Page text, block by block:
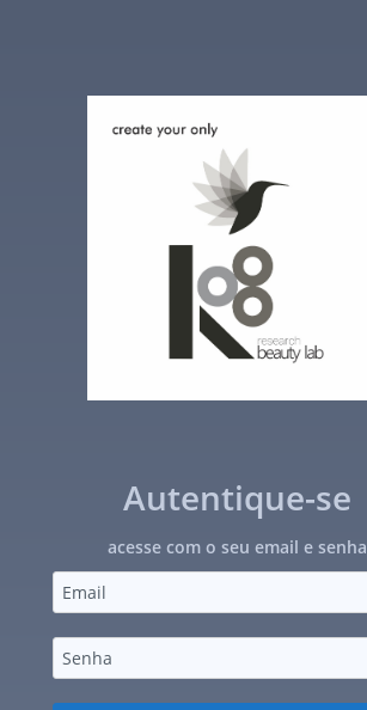
Autentique-se
acesse com o seu email e senha